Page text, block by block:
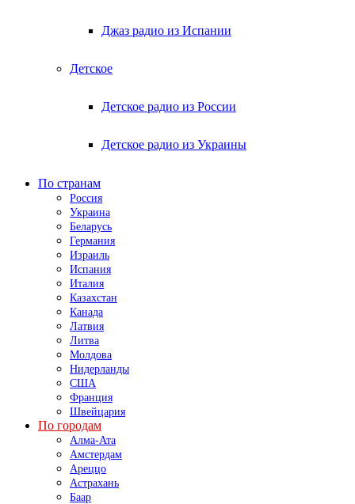
Джаз радио из Испании
Детское
Детское радио из России
Детское радио из Украины
По странам
Россия
Украина
Беларусь
Германия
Израиль
Испания
Италия
Казахстан
Канада
Латвия
Литва
Молдова
Нидерланды
США
Франция
Швейцария
По городам
Алма-Ата
Амстердам
Ареццо
Астрахань
Баар